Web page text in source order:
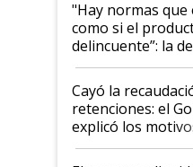
"Hay normas que
como si el
delincuente”: la
al Congreso
habló del
Cayó la
retenciones: el
explicó los